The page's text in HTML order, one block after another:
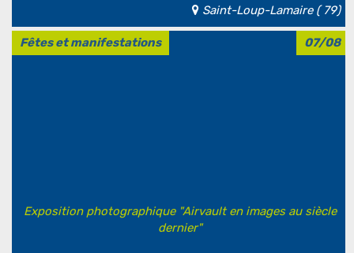
Saint-Loup-Lamaire ( 79)
07/08
Fêtes et manifestations
Exposition photographique "Airvault en images au siècle
dernier"